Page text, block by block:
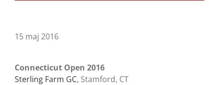
15 maj 2016
Connecticut Open 2016
Sterling Farm GC, Stamford, CT